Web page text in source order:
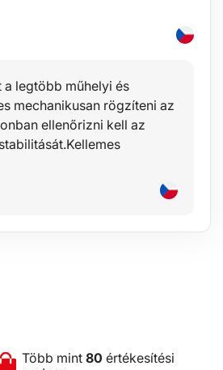
legtöbb műhelyi és
mechanikusan rögzíteni az
ellenőrizni kell az
Több mint 80 értékesítési